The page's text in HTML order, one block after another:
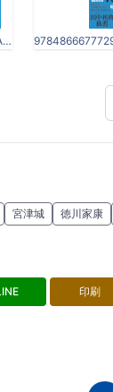
異聞・光秀に成り損ねた男たち_Amazon01.jpg
宮津城 徳川家康
印刷